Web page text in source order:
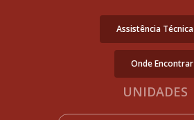
Assistência Técnica
Onde Encontrar
UNIDADES